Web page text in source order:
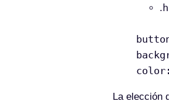
.
La elección